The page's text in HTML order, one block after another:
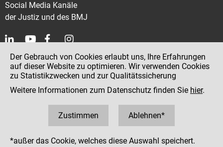
Social Media Kanäle
der Justiz und des BMJ
Kontakt
Impressum
Datenschutz
Hinweisgeber:innenplattform (für Mitarbeiter:innen)
Der Gebrauch von Cookies erlaubt uns, Ihre Erfahrungen
auf dieser Website zu optimieren. Wir verwenden Cookies
zu Statistikzwecken und zur Qualitätssicherung
Weitere Informationen zum Datenschutz finden Sie hier.
Zustimmen Ablehnen*
*außer das Cookie, welches diese Auswahl speichert.